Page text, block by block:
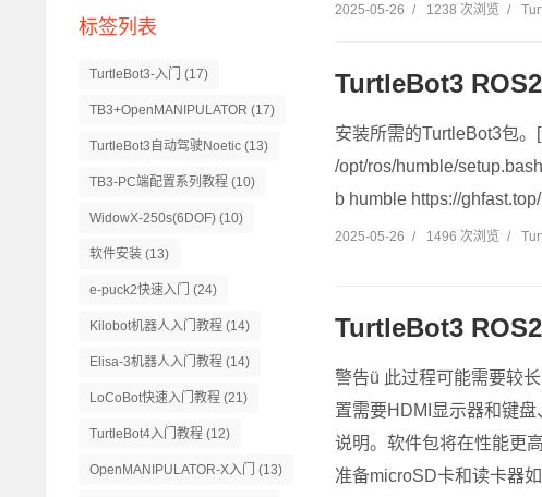
标签列表
TurtleBot3-入门 (17)
TB3+OpenMANIPULATOR (17)
TurtleBot3自动驾驶Noetic (13)
TB3-PC端配置系列教程 (10)
WidowX-250s(6DOF) (10)
软件安装 (13)
e-puck2快速入门 (24)
Kilobot机器人入门教程 (14)
Elisa-3机器人入门教程 (14)
LoCoBot快速入门教程 (21)
TurtleBot4入门教程 (12)
OpenMANIPULATOR-X入门 (13)
2025-05-26 / 1238 次浏览 /
TurtleBot3
安装所需的TurtleBot3包
/opt/ros/humble/
b humble https://
2025-05-26 / 1496 次浏览 /
TurtleBot3
警告ü 此过程可能需要较
置需要HDMI显示器和键
说明。软件包将在性能更
准备microSD卡和读卡器